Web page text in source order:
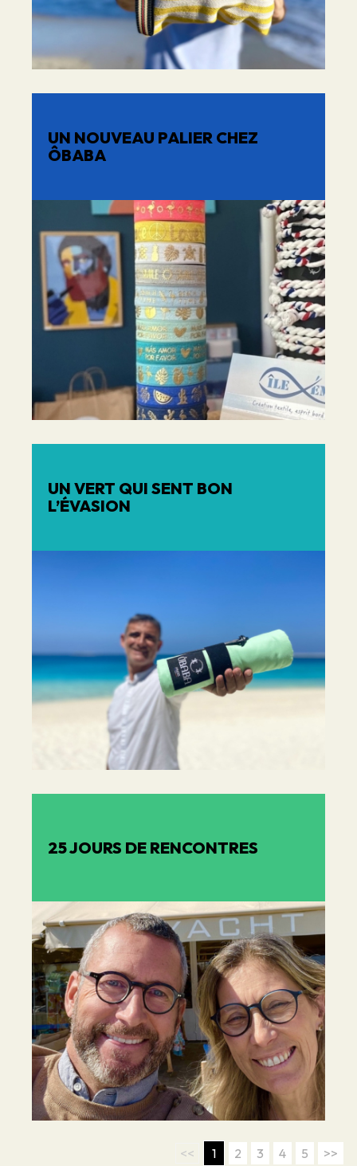
UN NOUVEAU PALIER CHEZ
ÔBABA
UN VERT QUI SENT BON
L’ÉVASION
25 JOURS DE RENCONTRES
<< 1 2 3 4 5 >>